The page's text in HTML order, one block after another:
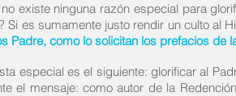
existe ninguna razón especial para
Si es sumamente justo rendir un culto al
Padre, como lo solicitan los prefacios de
especial es el siguiente: glorificar al
el mensaje: como autor de la